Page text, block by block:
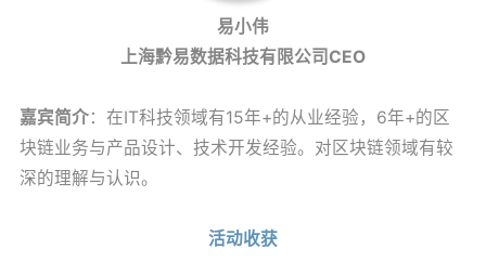
易小伟
上海黔易数据科技有限公司CEO
嘉宾简介：在IT科技领域有15年+的从业经验，6年+的区
块链业务与产品设计、技术开发经验。对区块链领域有较
深的理解与认识。
活动收获